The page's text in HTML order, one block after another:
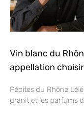
Vin blanc du
appellation
Pépites du Rhône
granit et les parfums